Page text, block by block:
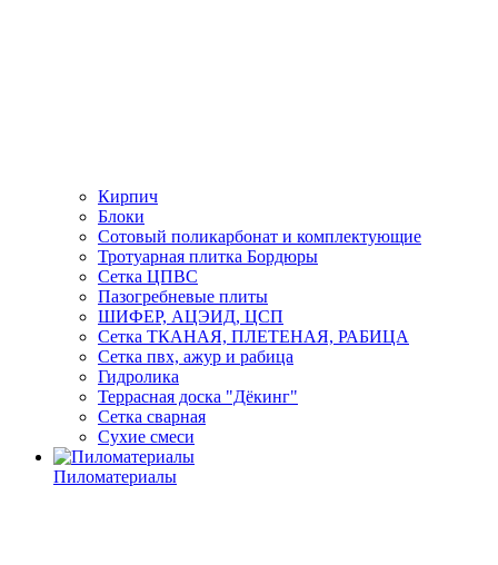
Кирпич
Блоки
Сотовый поликарбонат и комплектующие
Тротуарная плитка Бордюры
Сетка ЦПВС
Пазогребневые плиты
ШИФЕР, АЦЭИД, ЦСП
Сетка ТКАНАЯ, ПЛЕТЕНАЯ, РАБИЦА
Сетка пвх, ажур и рабица
Гидролика
Террасная доска "Дёкинг"
Сетка сварная
Сухие смеси
Пиломатериалы